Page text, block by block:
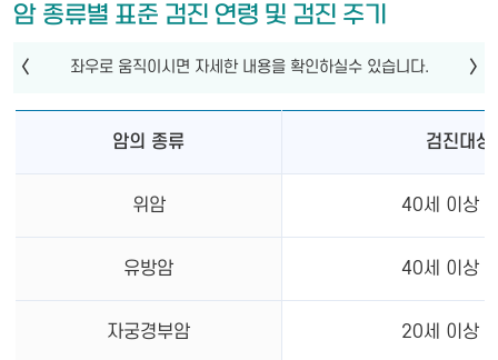
암 종류별 표준 검진 연령 및 검진 주기
암의 종류 검진대상
위암 40세 이상
유방암 40세 이상
자궁경부암 20세 이상